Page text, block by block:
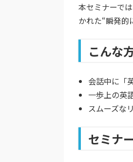
本セミナーで
かれた“瞬発的
こんな
会話中に「
一歩上の英
スムーズな
セミナ